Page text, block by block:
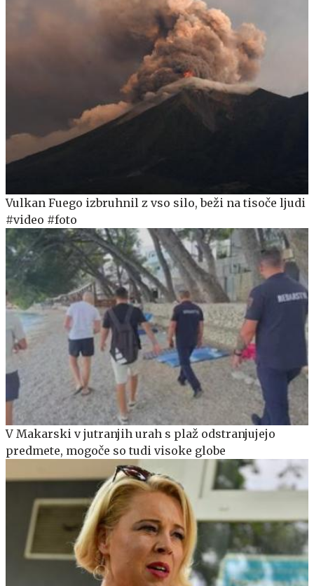
Vulkan Fuego izbruhnil z vso silo, beži na tisoče ljudi
#video #foto
V Makarski v jutranjih urah s plaž odstranjujejo
predmete, mogoče so tudi visoke globe